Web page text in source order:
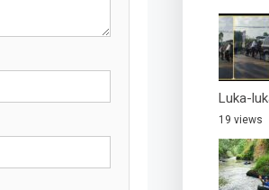
Luka-
19 views